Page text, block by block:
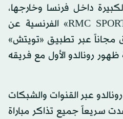
داخل فرنسا وخارجها،
كما أعلنت أيضاً قناة «RMC SPORT» الفرنسية عن
مجاناً عبر تطبيق «تويتش»
رونالدو الأول مع فريقه
عبر القنوات والشبكات
سريعاً جميع تذاكر مباراة